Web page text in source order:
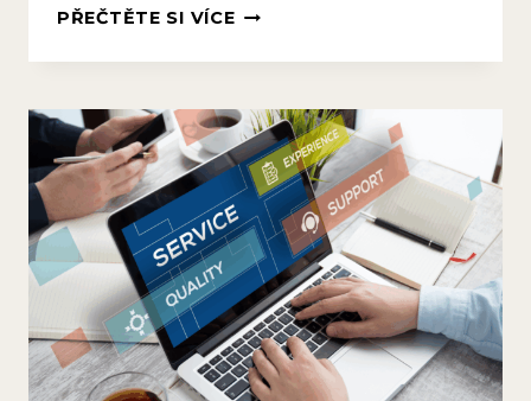
PŘEČTĚTE SI VÍCESPUŠTĚNÍ
FIEWO
KROCÍCH